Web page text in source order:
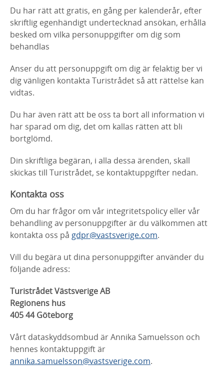
Du har rätt att gratis, en gång per kalenderår, efter
skriftlig egenhändigt undertecknad ansökan, erhålla
besked om vilka personuppgifter om dig som
behandlas
Anser du att personuppgift om dig är felaktig ber vi
dig vänligen kontakta Turistrådet så att rättelse kan
vidtas.
Du har även rätt att be oss ta bort all information vi
har sparad om dig, det om kallas rätten att bli
bortglömd.
Din skriftliga begäran, i alla dessa ärenden, skall
skickas till Turistrådet, se kontaktuppgifter nedan.
Kontakta oss
Om du har frågor om vår integritetspolicy eller vår
behandling av personuppgifter är du välkommen att
kontakta oss på gdpr@vastsverige.com.
Vill du begära ut dina personuppgifter använder du
följande adress:
Turistrådet Västsverige AB
Regionens hus
405 44 Göteborg
Vårt dataskyddsombud är Annika Samuelsson och
hennes kontaktuppgift är
annika.samuelsson@vastsverige.com.